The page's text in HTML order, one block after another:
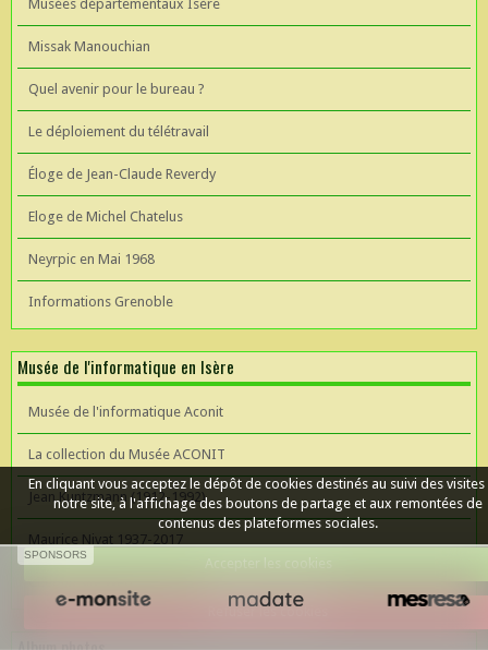
Musées départementaux Isère
Missak Manouchian
Quel avenir pour le bureau ?
Le déploiement du télétravail
Éloge de Jean-Claude Reverdy
Eloge de Michel Chatelus
Neyrpic en Mai 1968
Informations Grenoble
Musée de l'informatique en Isère
Musée de l'informatique Aconit
La collection du Musée ACONIT
Jean Kuntzmann (1912-1992)
Maurice Nivat 1937-2017
SPONSORS
En cliquant vous acceptez le dépôt de cookies destinés au suivi des visites
notre site, à l'affichage des boutons de partage et aux remontées de
contenus des plateformes sociales.
Refuser les cookies